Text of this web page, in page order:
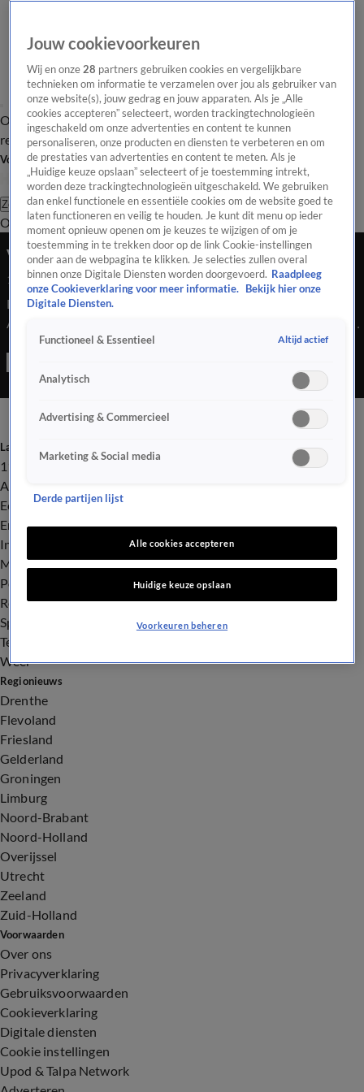
Overzicht Laatste nieuws Regionieuws Het beste van Hart
Tip de
redactie
Volg Hart van Nederland
Zoeken
OverzichtRegioUitzendingenWeerTip de redactiePanelVideo's
Vrachtwagen vol meubels uitgebrand op A37
14 nov 2023, 16:38
Een vrachtwagen vol met meubels is dinsdagmiddag langs de
A37 bij het Drentse Klazienaveen in brand gevlogen. De cabine
van het voertuig is daarbij verloren gegaan. De Poolse
Laatste nieuws
112
Advies & Tips
Economie
Entertainment
Infrastructuur
Milieu en Gezondheid
Politiek
Royalty
Sport
Tech
Weer
Regionieuws
Drenthe
Flevoland
Friesland
Gelderland
Groningen
Limburg
Noord-Brabant
Noord-Holland
Overijssel
Utrecht
Zeeland
Zuid-Holland
Voorwaarden
Over ons
Privacyverklaring
Gebruiksvoorwaarden
Cookieverklaring
Digitale diensten
Cookie instellingen
Upod & Talpa Network
Jouw cookievoorkeuren
Wij en onze28 partners gebruiken cookies en vergelijkbare
technieken om informatie te verzamelen over jou als gebruiker van
onze website(s), jouw gedrag en jouw apparaten. Als je „Alle
cookies accepteren” selecteert, worden trackingtechnologieën
ingeschakeld om onze advertenties en content te kunnen
personaliseren, onze producten en diensten te verbeteren en om
de prestaties van advertenties en content te meten. Als je
„Huidige keuze opslaan” selecteert of je toestemming intrekt,
worden deze trackingtechnologieën uitgeschakeld. We gebruiken
dan enkel functionele en essentiële cookies om de website goed te
laten functioneren en veilig te houden. Je kunt dit menu op ieder
moment opnieuw openen om je keuzes te wijzigen of om je
toestemming in te trekken door op de link Cookie-instellingen
onder aan de webpagina te klikken. Je selecties zullen overal
binnen onze Digitale Diensten worden doorgevoerd. Raadpleeg
onze Cookieverklaring voor meer informatie.
Bekijk hier onze
Digitale Diensten.
Functioneel & Essentieel Altijd actief
Analytisch
Advertising & Commercieel
Marketing & Social media
Derde partijen lijst
Alle cookies accepteren
Huidige keuze opslaan
Voorkeuren beheren